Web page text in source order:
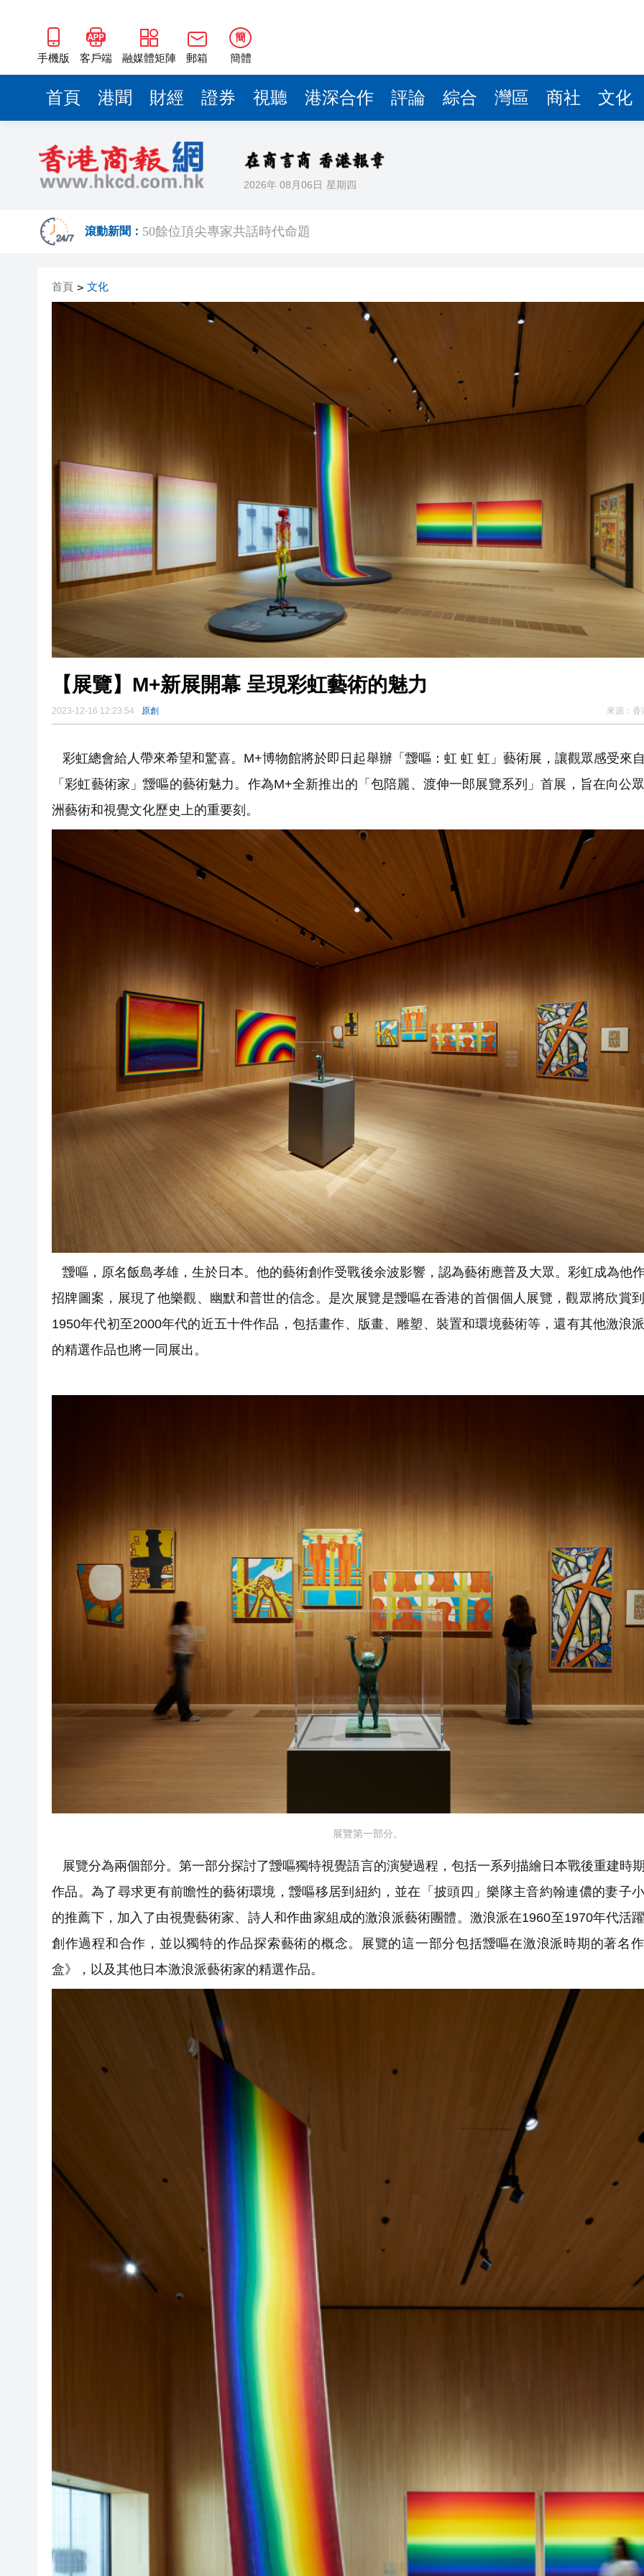
手機版 客戶端 融媒體矩陣 郵箱
簡
簡體
首頁 港聞 財經 證券 視聽 港深合作 評論 綜合 灣區 商社 文化
2026年 08月06日 星期四
滾動新聞：
梁振英率港區全國政協委員考察團來瓊考察
2025年海南儋州以舊換新帶動消費約18億元
山東26戶省屬國企去年合計營收2.58萬億 利潤總額近936億
黎智英案｜吳良好：依法公正處理黎智英求情 罪證如山豈能妄想輕判
騰出更多時間專注做好宏福苑火災獨立委員會工作 特首暫停3項公職委任
海南澄邁文儒煥新升級 五組數據見證文儒沉香從傳統邁向現代
山東26戶省屬國企去年合計營收2.58萬億 利潤總額近936億
瀋陽鐵西校園閱讀活動解鎖閱讀新玩法
黎智英案｜吳良好：依法公正處理黎智英求情 罪證如山豈能妄想輕判
騰出更多時間專注做好宏福苑火災獨立委員會工作 特首暫停3項公職委任
海南澄邁文儒煥新升級 五組數據見證文儒沉香從傳統邁向現代
梁振英率港區全國政協委員考察團來瓊考察
2025年海南儋州以舊換新帶動消費約18億元
山東26戶省屬國企去年合計營收2.58萬億 利潤總額近936億
瀋陽鐵西校園閱讀活動解鎖閱讀新玩法
首頁 > 文化
【展覽】M+新展開幕 呈現彩虹藝術的魅力
2023-12-16 12:23:54 原創 來源： 香
彩虹總會給人帶來希望和驚喜。M+博物館將於即日起舉辦「靉嘔：虹 虹 虹」藝術展，讓觀眾感受來
「彩虹藝術家」靉嘔的藝術魅力。作為M+全新推出的「包陪麗、渡伸一郎展覽系列」首展，旨在向公
洲藝術和視覺文化歷史上的重要刻。
靉嘔，原名飯島孝雄，生於日本。他的藝術創作受戰後余波影響，認為藝術應普及大眾。彩虹成為他
招牌圖案，展現了他樂觀、幽默和普世的信念。是次展覽是靉嘔在香港的首個個人展覽，觀眾將欣賞
1950年代初至2000年代的近五十件作品，包括畫作、版畫、雕塑、裝置和環境藝術等，還有其他激浪
的精選作品也將一同展出。
展覽第一部分。
展覽分為兩個部分。第一部分探討了靉嘔獨特視覺語言的演變過程，包括一系列描繪日本戰後重建時
作品。為了尋求更有前瞻性的藝術環境，靉嘔移居到紐約，並在「披頭四」樂隊主音約翰連儂的妻子
的推薦下，加入了由視覺藝術家、詩人和作曲家組成的激浪派藝術團體。激浪派在1960至1970年代活
創作過程和合作，並以獨特的作品探索藝術的概念。展覽的這一部分包括靉嘔在激浪派時期的著名
盒》，以及其他日本激浪派藝術家的精選作品。